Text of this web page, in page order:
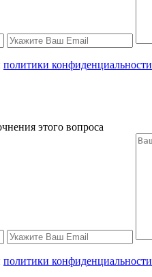
политики конфиденциальности
этого вопроса
политики конфиденциальности